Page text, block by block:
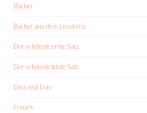
Bücher
Bücher aus dem Lesekreis
Der schönste erste Satz
Der schönste letzte Satz
Dies und Das
Frauen